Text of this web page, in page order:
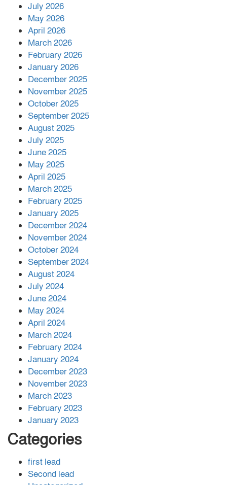
পর ফোন তারেক রহমানের,গ্যাস সঙ্কট
সহায়তা দিলেন সাচিং প্রু জেরী
July 2026
May 2026
April 2026
March 2026
February 2026
January 2026
December 2025
November 2025
October 2025
September 2025
August 2025
July 2025
June 2025
May 2025
April 2025
March 2025
February 2025
January 2025
December 2024
November 2024
October 2024
September 2024
August 2024
July 2024
June 2024
May 2024
April 2024
March 2024
February 2024
January 2024
December 2023
November 2023
March 2023
February 2023
January 2023
Categories
first lead
Second lead